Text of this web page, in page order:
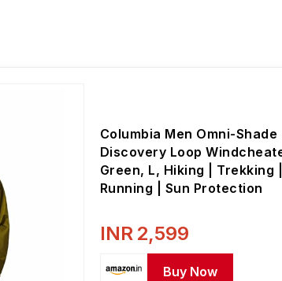
Columbia Men Omni-Shade
Discovery Loop
Green, L, Hiking | Trekking
Running | Sun Protection
INR 2,599
Buy Now